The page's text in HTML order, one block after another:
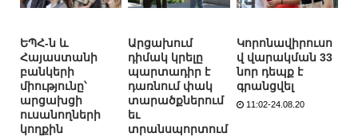
ԵՊՀ-ն և
Հայաստանի
բանկերի
միությունը՝
արցախցի
ուսանողների
կողքին
Արցախում
դիմակ կրելը
պարտադիր է
դառնում փակ
տարածքներում
եւ
տրանսպորտում
Կորոնավիրուսո
վ վարակման 33
նոր դեպք է
գրանցվել
11:02-24.08.20